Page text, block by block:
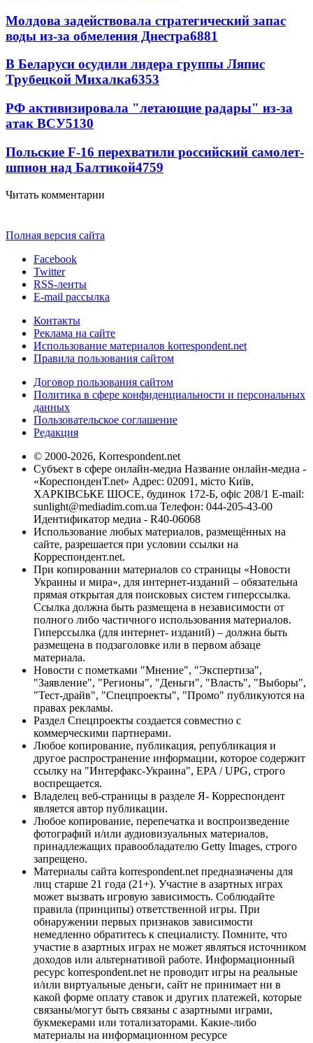
Молдова задействовала стратегический запас
воды из-за обмеления Днестра6881
В Беларуси осудили лидера группы Ляпис
Трубецкой Михалка6353
РФ активизировала "летающие радары" из-за
атак ВСУ5130
Польские F-16 перехватили российский самолет-
шпион над Балтикой4759
Читать комментарии
Полная версия сайта
Facebook
Twitter
RSS-ленты
E-mail рассылка
Контакты
Реклама на сайте
Использование материалов korrespondent.net
Правила пользования сайтом
Договор пользования сайтом
Политика в сфере конфиденциальности и персональных
данных
Пользовательское соглашение
Редакция
© 2000-2026, Korrespondent.net
Субъект в сфере онлайн-медиа Название онлайн-медиа -
«КореспонденТ.net» Адрес: 02091, місто Київ,
ХАРКІВСЬКЕ ШОСЕ, будинок 172-Б, офіс 208/1 E-mail:
sunlight@mediadim.com.ua Телефон: 044-205-43-00
Идентификатор медиа - R40-06068
Использование любых материалов, размещённых на
сайте, разрешается при условии ссылки на
Корреспондент.net.
При копировании материалов со страницы «Новости
Украины и мира», для интернет-изданий – обязательна
прямая открытая для поисковых систем гиперссылка.
Ссылка должна быть размещена в независимости от
полного либо частичного использования материалов.
Гиперссылка (для интернет- изданий) – должна быть
размещена в подзаголовке или в первом абзаце
материала.
Новости с пометками "Мнение", "Экспертиза",
"Заявление", "Регионы", "Деньги", "Власть", "Выборы",
"Тест-драйв", "Спецпроекты", "Промо" публикуются на
правах рекламы.
Раздел Спецпроекты создается совместно с
коммерческими партнерами.
Любое копирование, публикация, републикация и
другое распространение информации, которое содержит
ссылку на "Интерфакс-Украина", EPA / UPG, строго
воспрещается.
Владелец веб-страницы в разделе Я- Корреспондент
является автор публикации.
Любое копирование, перепечатка и воспроизведение
фотографий и/или аудиовизуальных материалов,
принадлежащих правообладателю Getty Images, строго
запрещено.
Материалы сайта korrespondent.net предназначены для
лиц старше 21 года (21+). Участие в азартных играх
может вызвать игровую зависимость. Соблюдайте
правила (принципы) ответственной игры. При
обнаружении первых признаков зависимости
немедленно обратитесь к специалисту. Помните, что
участие в азартных играх не может являться источником
доходов или альтернативой работе. Информационный
ресурс korrespondent.net не проводит игры на реальные
и/или виртуальные деньги, сайт не принимает ни в
какой форме оплату ставок и других платежей, которые
связаны/могут быть связаны с азартными играми,
букмекерами или тотализаторами. Какие-либо
материалы на информационном ресурсе